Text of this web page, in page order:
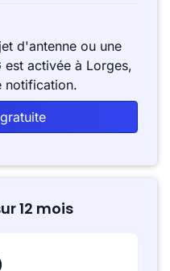
d'antenne ou une
activée à Lorges,
notification.
12 mois